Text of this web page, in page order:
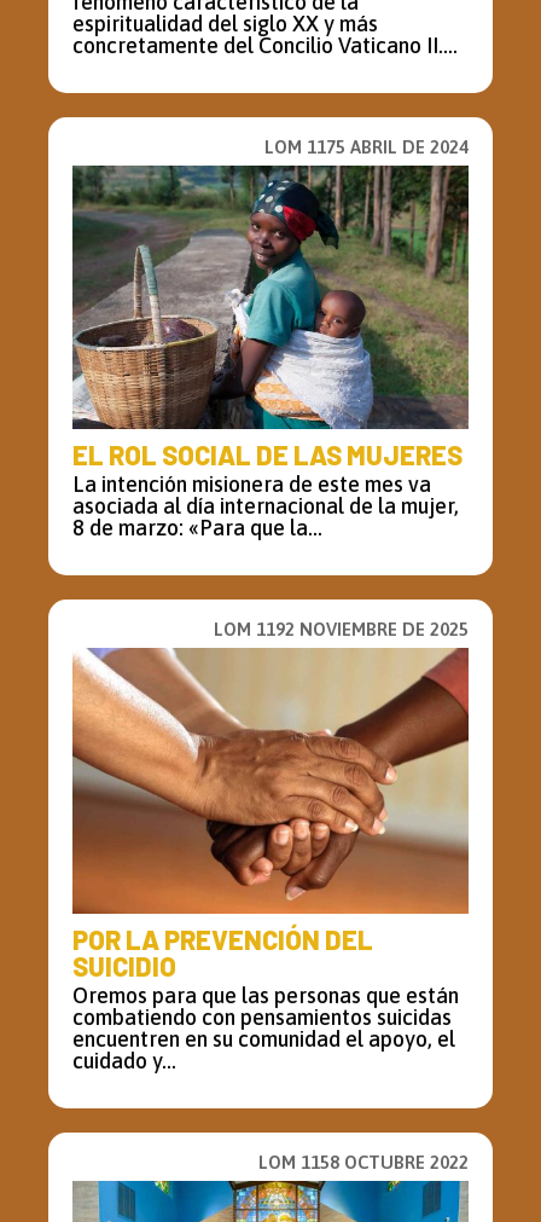
espiritualidad del siglo XX y más
concretamente del Concilio Vaticano II....
LOM 1175 ABRIL DE 2024
EL ROL SOCIAL DE LAS MUJERES
La intención misionera de este mes va
asociada al día internacional de la mujer,
8 de marzo: «Para que la...
LOM 1192 NOVIEMBRE DE 2025
POR LA PREVENCIÓN DEL
SUICIDIO
Oremos para que las personas que están
combatiendo con pensamientos suicidas
encuentren en su comunidad el apoyo, el
cuidado y...
LOM 1158 OCTUBRE 2022